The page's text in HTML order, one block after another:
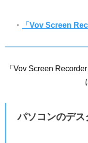
・ 「Vov Screen
「Vov Screen
パソコンのデ